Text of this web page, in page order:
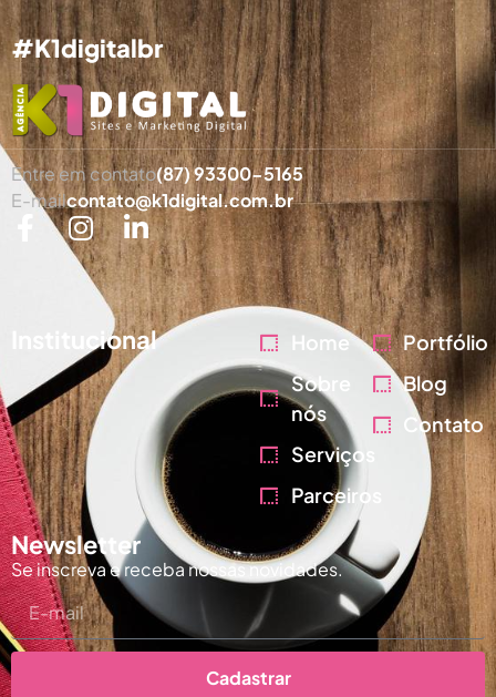
#K1digitalbr
Entre em contato(87) 93300-5165
E-mailcontato@k1digital.com.br
Institucional
Home
Sobre
nós
Serviços
Parceiros
Portfólio
Blog
Contato
Newsletter
Se inscreva e receba nossas novidades.
Cadastrar